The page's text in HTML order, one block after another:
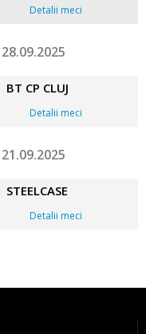
Detalii meci
BT CP CLUJ
Detalii meci
STEELCASE
Detalii meci